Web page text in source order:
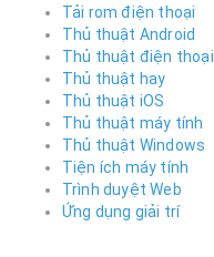
Tải rom điện thoại
Thủ thuật Android
Thủ thuật điện thoại
Thủ thuật hay
Thủ thuật iOS
Thủ thuật máy tính
Thủ thuật Windows
Tiện ích máy tính
Trình duyệt Web
Ứng dụng giải trí